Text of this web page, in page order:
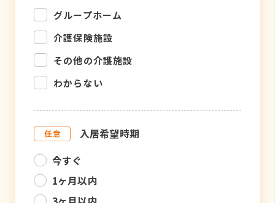
グループホーム
介護保険施設
その他の介護施設
わからない
入居希望時期
今すぐ
1ヶ月以内